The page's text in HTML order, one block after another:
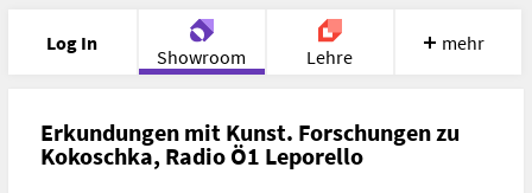
Log In
Showroom Lehre
Portfolio Image Cloud
mehr
Erkundungen mit Kunst. Forschungen zu
Kokoschka, Radio Ö1 Leporello